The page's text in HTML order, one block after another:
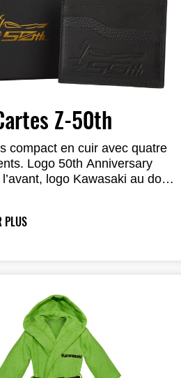
Z-50th
compact en cuir avec quatre
Logo 50th Anniversary
logo Kawasaki au dos.
PLUS